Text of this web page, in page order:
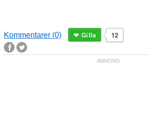
Kommentarer (0) 12
Gilla